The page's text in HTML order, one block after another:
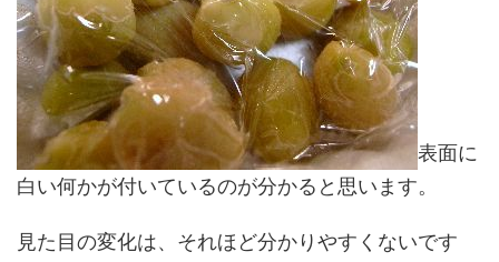
表面に
白い何かが付いているのが分かると思います。
見た目の変化は、それほど分かりやすくないです